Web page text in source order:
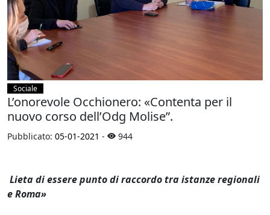
Sociale
L’onorevole Occhionero: «Contenta per il
nuovo corso dell’Odg Molise”.
Pubblicato: 05-01-2021 - 944
Lieta di essere punto di raccordo tra istanze regionali
e Roma»